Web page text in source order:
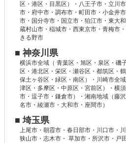
区・港区・目黒区）・八王子市・立川
市・府中市・調布市・町田市・小金井
市・国分寺市・国立市・狛江市・東大
蔵村山市・稲城市・西東京市・青梅市
きる野市
■ 神奈川県
横浜市全域（ 青葉区・旭区・泉区・磯
区・港北区・栄区・瀬谷区・都筑区・
保土ヶ谷区・緑区・南区）・川崎市全
津区・多摩区・中原区・宮前区）・横
市・逗子市・鎌倉市）・湘南地域（藤
名市・綾瀬市・大和市・座間市）
■ 埼玉県
上尾市・朝霞市・春日部市・川口市・
狭山市・志木市・ 草加市・所沢市・戸